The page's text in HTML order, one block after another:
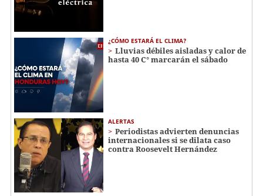
¿CÓMO ESTARÁ EL CLIMA?
Lluvias débiles aisladas y calor de
hasta 40 C° marcarán el sábado
ALERTAS
Periodistas advierten denuncias
internacionales si se dilata caso
contra Roosevelt Hernández